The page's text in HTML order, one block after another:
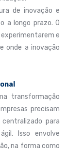
de inovação e
a longo prazo. O
e
onde a inovação
transformação
precisam
para
Isso envolve
na forma como